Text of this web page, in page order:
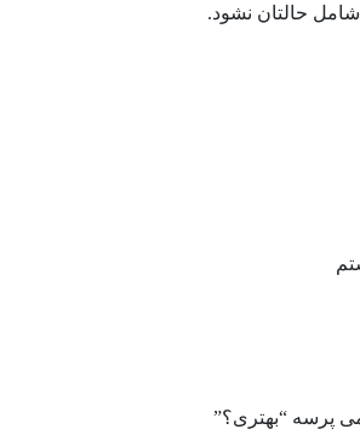
حالتان نشود.
پرسه “بهتری؟”